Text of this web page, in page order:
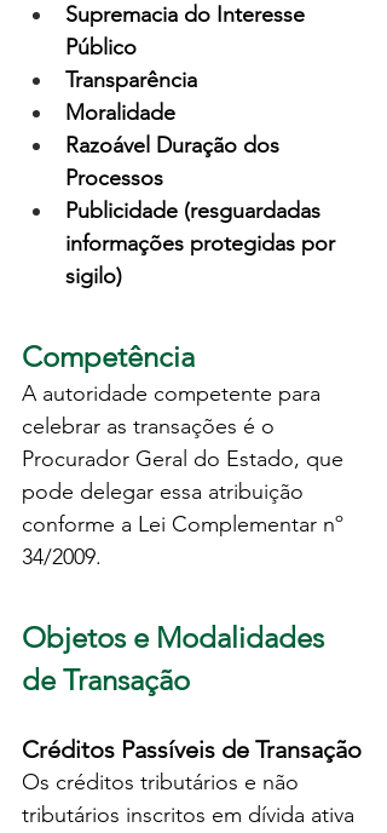
Supremacia do Interesse
Público
Transparência
Moralidade
Razoável Duração dos
Processos
Publicidade (resguardadas
informações protegidas por
sigilo)
Competência
A autoridade competente para
celebrar as transações é o
Procurador Geral do Estado, que
pode delegar essa atribuição
conforme a Lei Complementar nº
34/2009.
Objetos e Modalidades
de Transação
Créditos Passíveis de Transação
Os créditos tributários e não
tributários inscritos em dívida ativa